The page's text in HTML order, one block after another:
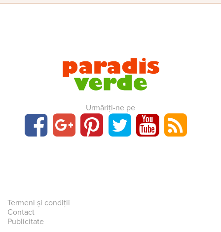
Urmăriți-ne pe
Termeni și condiții
Contact
Publicitate